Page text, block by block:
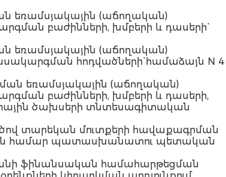
եռամսյակային (աճողական)
բաժինների, խմբերի և դասերի`
եռամսյակային (աճողական)
հոդվածների` համաձայն N 4
եռամսյակային (աճողական)
բաժինների, խմբերի և դասերի,
ծախսերի տնտեսագիտական
տարեկան մուտքերի հավաքագրման
համար պատասխանատու պետական
ֆինանսական համահարթեցման